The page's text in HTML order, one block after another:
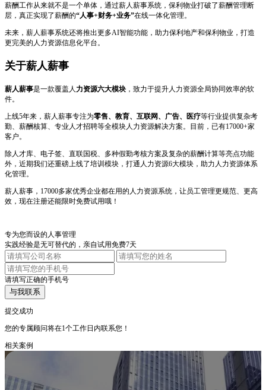
薪酬工作从来就不是一个单体，通过薪人薪事系统，保利物业打破了薪酬管理断
层，真正实现了薪酬的“人事+财务+业务”在线一体化管理。
未来，薪人薪事系统还将推出更多AI智能功能，助力保利地产和保利物业，打造
更完美的人力资源信息化平台。
关于薪人薪事
薪人薪事是一款覆盖人 力资源六大模块 ，致力于提升人力资源全局协同效率的软
件。
上线5年来，薪人薪事专注为零售、教育、互联网、广告、医疗等行业提供复杂考
勤、薪酬核算、专业人才招聘等全模块人力资源解决方案。目前，已有17000+家
客户。
除人才库、电子签、直联国税、多种假勤考核方案及复杂的薪酬计算等亮点功能
外，近期我们还重磅上线了培训模块，打通人力资源6大模块，助力人力资源体系
化管理。
薪人薪事，17000多家优秀企业都在用的人力资源系统，让员工管理更规范、更高
效，现在注册还能限时免费试用哦！
专为您而设的人事管理
实践经验是无可替代的，亲自试用免费7天
请填写正确的手机号
与我联系
提交成功
您的专属顾问将在1个工作日内联系您！
相关案例